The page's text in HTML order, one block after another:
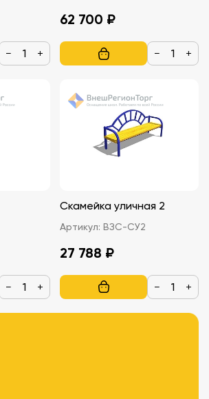
− +
62 700 ₽
− +
− +
Скамейка уличная 2
Артикул: ВЗС-СУ2
27 788 ₽
− +